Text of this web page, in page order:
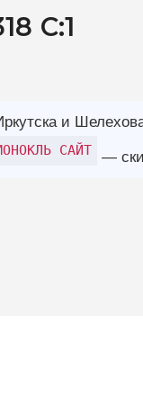
— скидка 10%